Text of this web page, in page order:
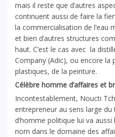
mais il reste que d’autres
continuent aussi de faire la
la commercialisation de l’eau
et bien d’autres structures
haut. C’est le cas avec la
Company (Adic), ou encore la
plastiques, de la peinture.
Célèbre homme d’affaires et
Incontestablement, Noucti
entrepreneur au sens large
d’homme politique lui va
nom dans le domaine des